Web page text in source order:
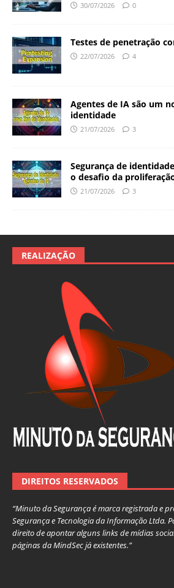
30/07/2026 0
Testes de penetração
22/07/2026 4
Agentes de IA são um
identidade
21/07/2026 3
Segurança de
o desafio da
21/07/2026 3
REALIZAÇÃO
DIREITOS RESERVADOS
“Minuto da Segurança é marca registrada e
Segurança e Tecnologia da Informação Ltda.
direito de apontar alguns links de mídias
páginas da MindSec já existentes.”